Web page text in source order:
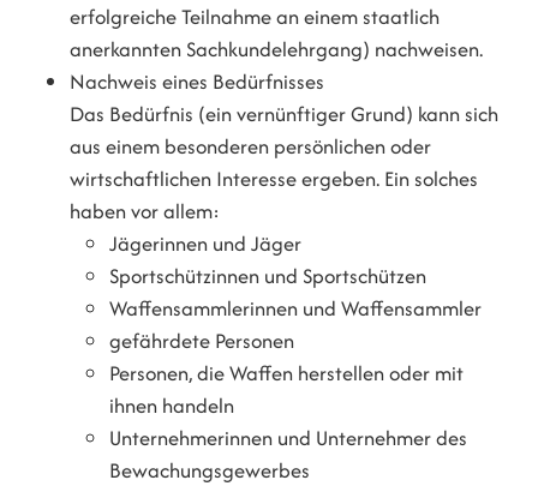
erfolgreiche Teilnahme an einem staatlich
anerkannten Sachkundelehrgang) nachweisen.
Nachweis eines Bedürfnisses
Das Bedürfnis (ein vernünftiger Grund) kann sich
aus einem besonderen persönlichen oder
wirtschaftlichen Interesse ergeben. Ein solches
haben vor allem:
Jägerinnen und Jäger
Sportschützinnen und Sportschützen
Waffensammlerinnen und Waffensammler
gefährdete Personen
Personen, die Waffen herstellen oder mit
ihnen handeln
Unternehmerinnen und Unternehmer des
Bewachungsgewerbes